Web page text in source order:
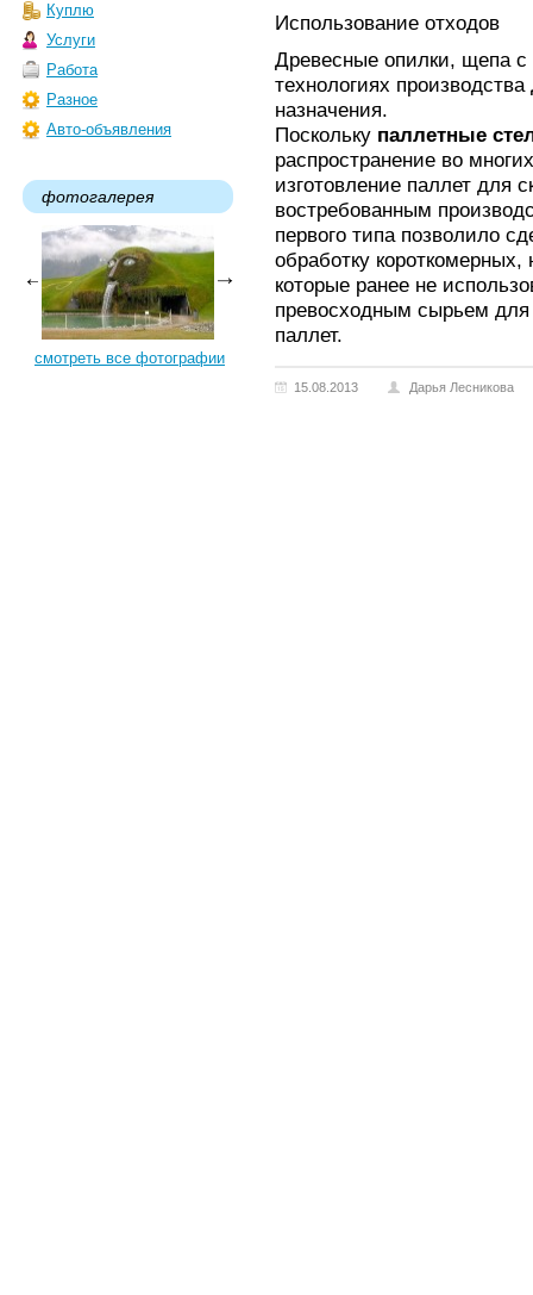
Куплю
Услуги
Работа
Разное
Авто-объявления
фотогалерея
смотреть все фотографии
Использование отходов
Древесные опилки, щепа
технологиях
назначения.
Поскольку паллетные
распространение во
изготовление паллет для
востребованным
первого типа позволило
обработку
которые ранее не
превосходным сырьем
паллет.
15.08.2013 Дарья Лесникова